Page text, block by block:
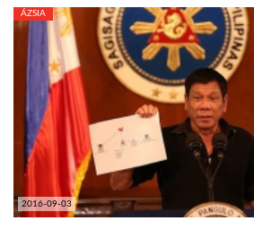
2016-09-03
ÁZSIA